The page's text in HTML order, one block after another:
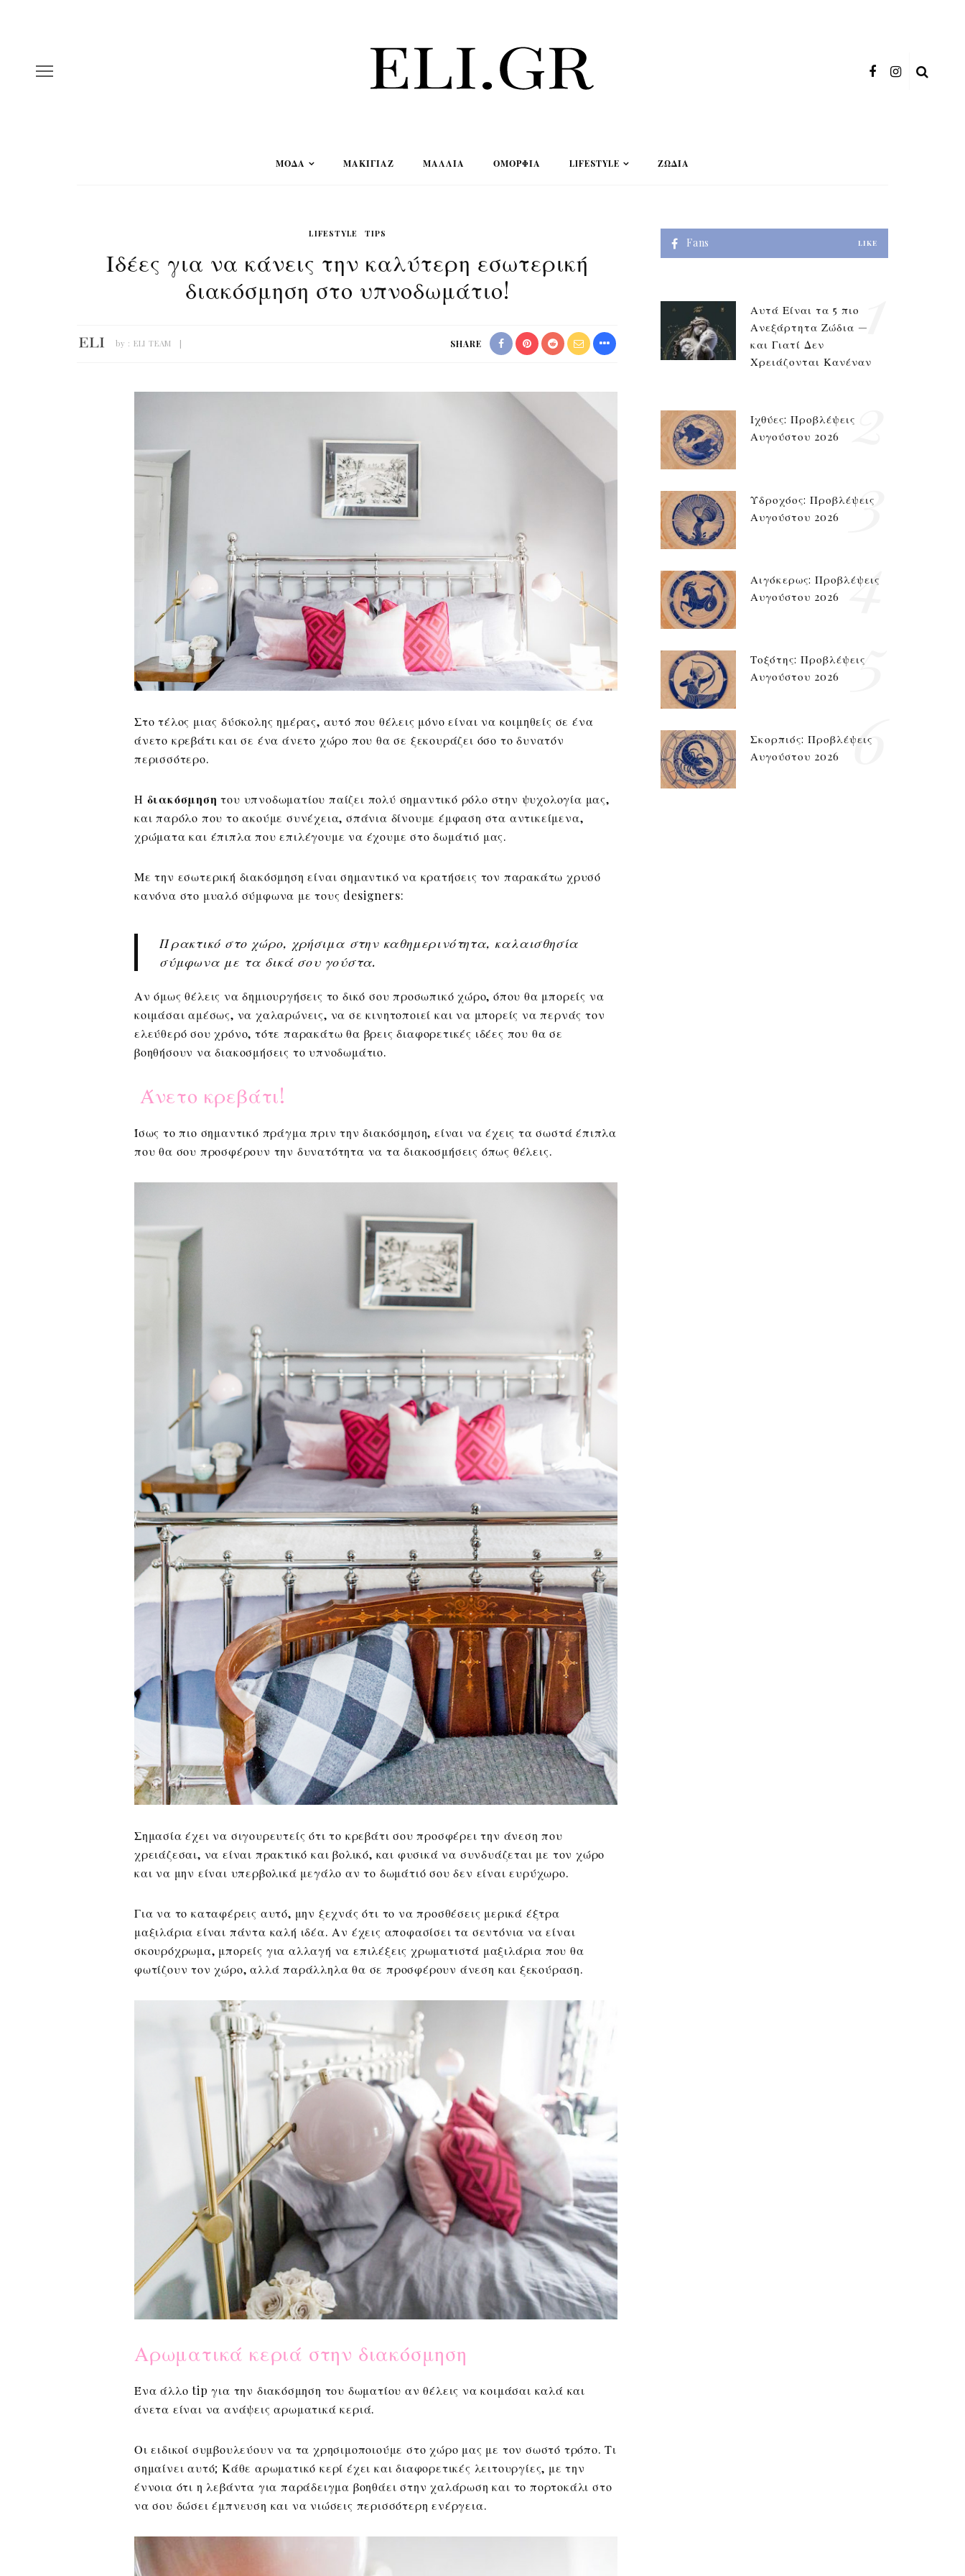
ΜΟΔΑ ΜΑΚΙΓΙΆΖ ΜΑΛΛΙΆ ΟΜΟΡΦΙΆ LIFESTYLE ΖΏΔΙΑ
LIFESTYLE TIPS
Ιδέες για να κάνεις την καλύτερη εσωτερική
διακόσμηση στο υπνοδωμάτιο!
by : ELI TEAM SHARE
Στο τέλος μιας δύσκολης ημέρας, αυτό που θέλεις μόνο είναι να κοιμηθείς σε ένα
άνετο κρεβάτι και σε ένα άνετο χώρο που θα σε ξεκουράζει όσο το δυνατόν
περισσότερο.
Η διακόσμηση του υπνοδωματίου παίζει πολύ σημαντικό ρόλο στην ψυχολογία μας,
και παρόλο που το ακούμε συνέχεια, σπάνια δίνουμε έμφαση στα αντικείμενα,
χρώματα και έπιπλα που επιλέγουμε να έχουμε στο δωμάτιό μας.
Με την εσωτερική διακόσμηση είναι σημαντικό να κρατήσεις τον παρακάτω χρυσό
κανόνα στο μυαλό σύμφωνα με τους designers:
Πρακτικό στο χώρο, χρήσιμα στην καθημερινότητα, καλαισθησία
σύμφωνα με τα δικά σου γούστα.
Αν όμως θέλεις να δημιουργήσεις το δικό σου προσωπικό χώρο, όπου θα μπορείς να
κοιμάσαι αμέσως, να χαλαρώνεις, να σε κινητοποιεί και να μπορείς να περνάς τον
ελεύθερό σου χρόνο, τότε παρακάτω θα βρεις διαφορετικές ιδέες που θα σε
βοηθήσουν να διακοσμήσεις το υπνοδωμάτιο.
Άνετο κρεβάτι!
Ίσως το πιο σημαντικό πράγμα πριν την διακόσμηση, είναι να έχεις τα σωστά έπιπλα
που θα σου προσφέρουν την δυνατότητα να τα διακοσμήσεις όπως θέλεις.
Σημασία έχει να σιγουρευτείς ότι το κρεβάτι σου προσφέρει την άνεση που
χρειάζεσαι, να είναι πρακτικό και βολικό, και φυσικά να συνδυάζεται με τον χώρο
και να μην είναι υπερβολικά μεγάλο αν το δωμάτιό σου δεν είναι ευρύχωρο.
Για να το καταφέρεις αυτό, μην ξεχνάς ότι το να προσθέσεις μερικά έξτρα
μαξιλάρια είναι πάντα καλή ιδέα. Αν έχεις αποφασίσει τα σεντόνια να είναι
σκουρόχρωμα, μπορείς για αλλαγή να επιλέξεις χρωματιστά μαξιλάρια που θα
φωτίζουν τον χώρο, αλλά παράλληλα θα σε προσφέρουν άνεση και ξεκούραση.
Αρωματικά κεριά στην διακόσμηση
Ένα άλλο tip για την διακόσμηση του δωματίου αν θέλεις να κοιμάσαι καλά και
άνετα είναι να ανάψεις αρωματικά κεριά.
Οι ειδικοί συμβουλεύουν να τα χρησιμοποιούμε στο χώρο μας με τον σωστό τρόπο. Τι
σημαίνει αυτό; Κάθε αρωματικό κερί έχει και διαφορετικές λειτουργίες, με την
έννοια ότι η λεβάντα για παράδειγμα βοηθάει στην χαλάρωση και το πορτοκάλι στο
να σου δώσει έμπνευση και να νιώσεις περισσότερη ενέργεια.
Fans LIKE
Αυτά Είναι τα 5 πιο
Ανεξάρτητα Ζώδια —
και Γιατί Δεν
Χρειάζονται Κανέναν
1
Ιχθύες: Προβλέψεις
Αυγούστου 2026
2
Υδροχόος: Προβλέψεις
Αυγούστου 2026
3
Αιγόκερως: Προβλέψεις
Αυγούστου 2026
4
Τοξότης: Προβλέψεις
Αυγούστου 2026
5
Σκορπιός: Προβλέψεις
Αυγούστου 2026
6